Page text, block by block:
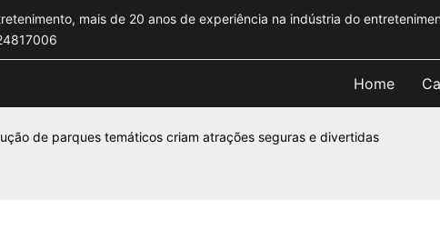
mais de 20 anos de experiência na indústria do
Home
de parques temáticos criam atrações seguras e divertidas